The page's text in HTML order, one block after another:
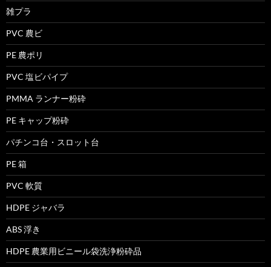
雑プラ
PVC 農ビ
PE 農ポリ
PVC 塩ビパイプ
PMMA ランナー粉砕
PE キャップ粉砕
パチンコ台・スロット台
PE 箱
PVC 軟質
HDPE ジャバラ
ABS 浮き
HDPE 農業用ビニール袋洗浄粉砕品